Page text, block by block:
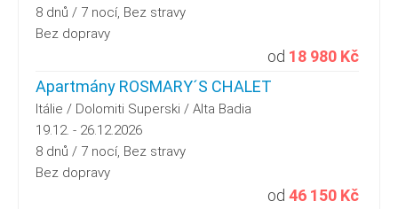
8 dnů / 7 nocí, Bez stravy
Bez dopravy
od 18 980 Kč
Apartmány ROSMARY´S CHALET
Itálie / Dolomiti Superski / Alta Badia
19.12. - 26.12.2026
8 dnů / 7 nocí, Bez stravy
Bez dopravy
od 46 150 Kč